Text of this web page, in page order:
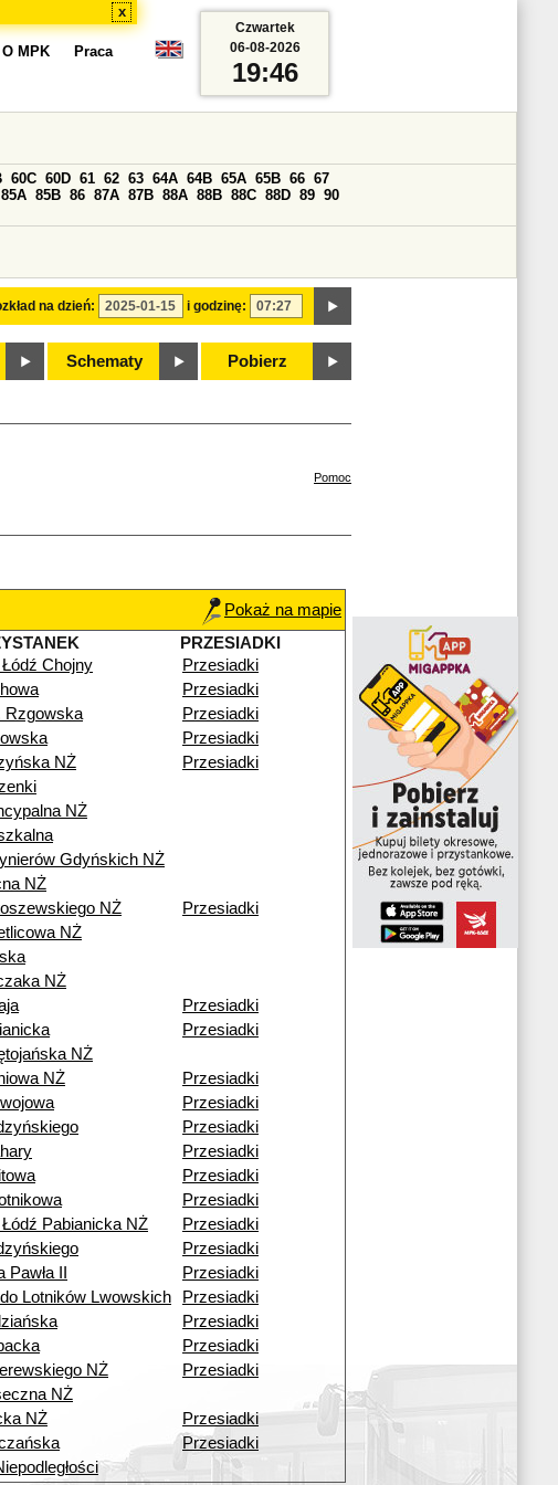
x
O MPK Praca
na dzień: i godzinę:
60C 60D 61 62 63 64A 64B 65A 65B 66 67
85A 85B 86 87A 87B 88A 88B 88C 88D 89 90
Schematy Pobierz
Czwartek
06-08-2026
19:46
Pomoc
Pokaż na mapie
PRZESIADKI
Łódź Chojny
Przesiadki
Przesiadki
Rzgowska
Przesiadki
Przesiadki
NŻ
Przesiadki
NŻ
Gdyńskich NŻ
NŻ
NŻ
Przesiadki
NŻ
NŻ
Przesiadki
Przesiadki
NŻ
NŻ
Przesiadki
Przesiadki
Przesiadki
Przesiadki
Przesiadki
Przesiadki
Łódź Pabianicka NŻ
Przesiadki
Przesiadki
Pawła II
Przesiadki
Lotników Lwowskich
Przesiadki
Przesiadki
Przesiadki
NŻ
Przesiadki
NŻ
NŻ
Przesiadki
Przesiadki